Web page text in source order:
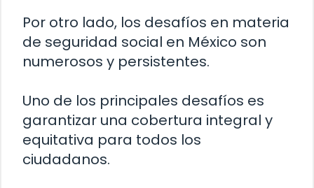
Por otro lado, los desafíos en materia
de seguridad social en México son
numerosos y persistentes.
Uno de los principales desafíos es
garantizar una cobertura integral y
equitativa para todos los
ciudadanos.